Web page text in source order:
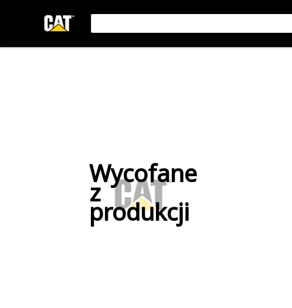
Wycofane
z
produkcji